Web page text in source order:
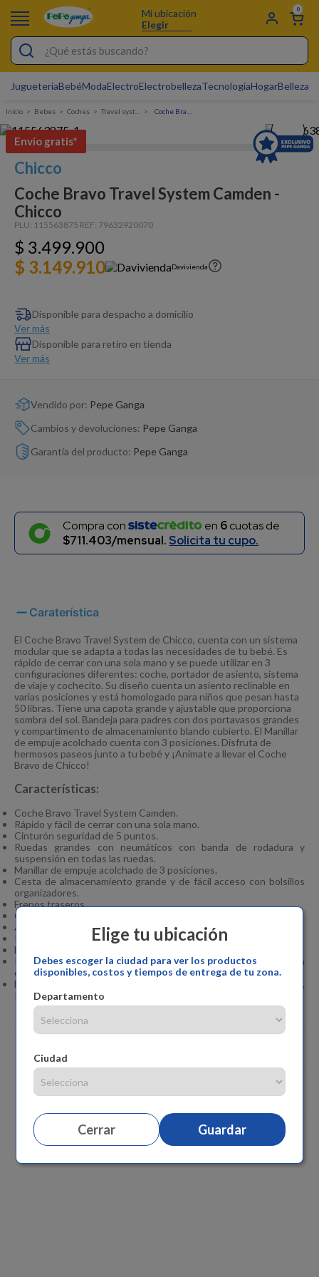
Mi ubicación
Elegir
0
¿Qué estás buscando?
JugueteriaBebéModaElectroElectrobellezaTecnologíaHogarBelleza
Elige tu ubicación
Debes escoger la ciudad para ver los productos
disponibles, costos y tiempos de entrega de tu zona.
Departamento
Ciudad
Cerrar Guardar
Bebes Coches Travel system
Envío gratis*
Chicco
Coche Bravo Travel System Camden -
Chicco
PLU: 115563875 REF: 79632920070
$ 3.499.900
$ 3.149.910
Davivienda
Disponible para despacho a domicilio
Ver más
Disponible para retiro en tienda
Ver más
Vendido por: Pepe Ganga
Cambios y devoluciones: Pepe Ganga
Garantía del producto: Pepe Ganga
Compra con en 6cuotas de
$711.403/mensual. Solicita tu cupo.
Caraterística
El Coche Bravo Travel System de Chicco, cuenta con un sistema
modular que se adapta a todas las necesidades de tu bebé. Es
rápido de cerrar con una sola mano y se puede utilizar en 3
configuraciones diferentes: coche, portador de asiento, sistema
de viaje y cochecito. Su diseño cuenta un asiento reclinable en
varias posiciones y está homologado para niños que pesan hasta
50 libras. Tiene una capota grande y ajustable que proporciona
sombra del sol. Bandeja para padres con dos portavasos grandes
y compartimento de almacenamiento blando cubierto. El Manillar
de empuje acolchado cuenta con 3 posiciones. Disfruta de
hermosos paseos junto a tu bebé y ¡Anímate a llevar el Coche
Bravo de Chicco!
Características:
Coche Bravo Travel System Camden.
Rápido y fácil de cerrar con una sola mano.
Cinturón seguridad de 5 puntos.
Ruedas grandes con neumáticos con banda de rodadura y
suspensión en todas las ruedas.
Manillar de empuje acolchado de 3 posiciones.
Cesta de almacenamiento grande y de fácil acceso con bolsillos
organizadores.
Frenos traseros.
Capota grande y ajustable.
Asiento de carro: Equipada con silla de carro Key Fit 30.
Porta bebé homologado para niños que pesan entre 4 y 30 libras.
El coche Bravo está diseñado para niños de hasta 50 libras.
Incluye manual de instrucciones para obtener información
completa de cuidado y mantenimiento.
Medidas aproximadas del Coche: Alto 108.4 cm, Ancho 57.9,
Profundo 89.4.
Comentarios
Pijamas
Electro
Figuras Toy Story
Carters
Cartas Pokemon
Silla Mecedora Bebé
Bebes
Dinosaurio Juguete